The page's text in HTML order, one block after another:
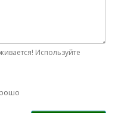
Используйте